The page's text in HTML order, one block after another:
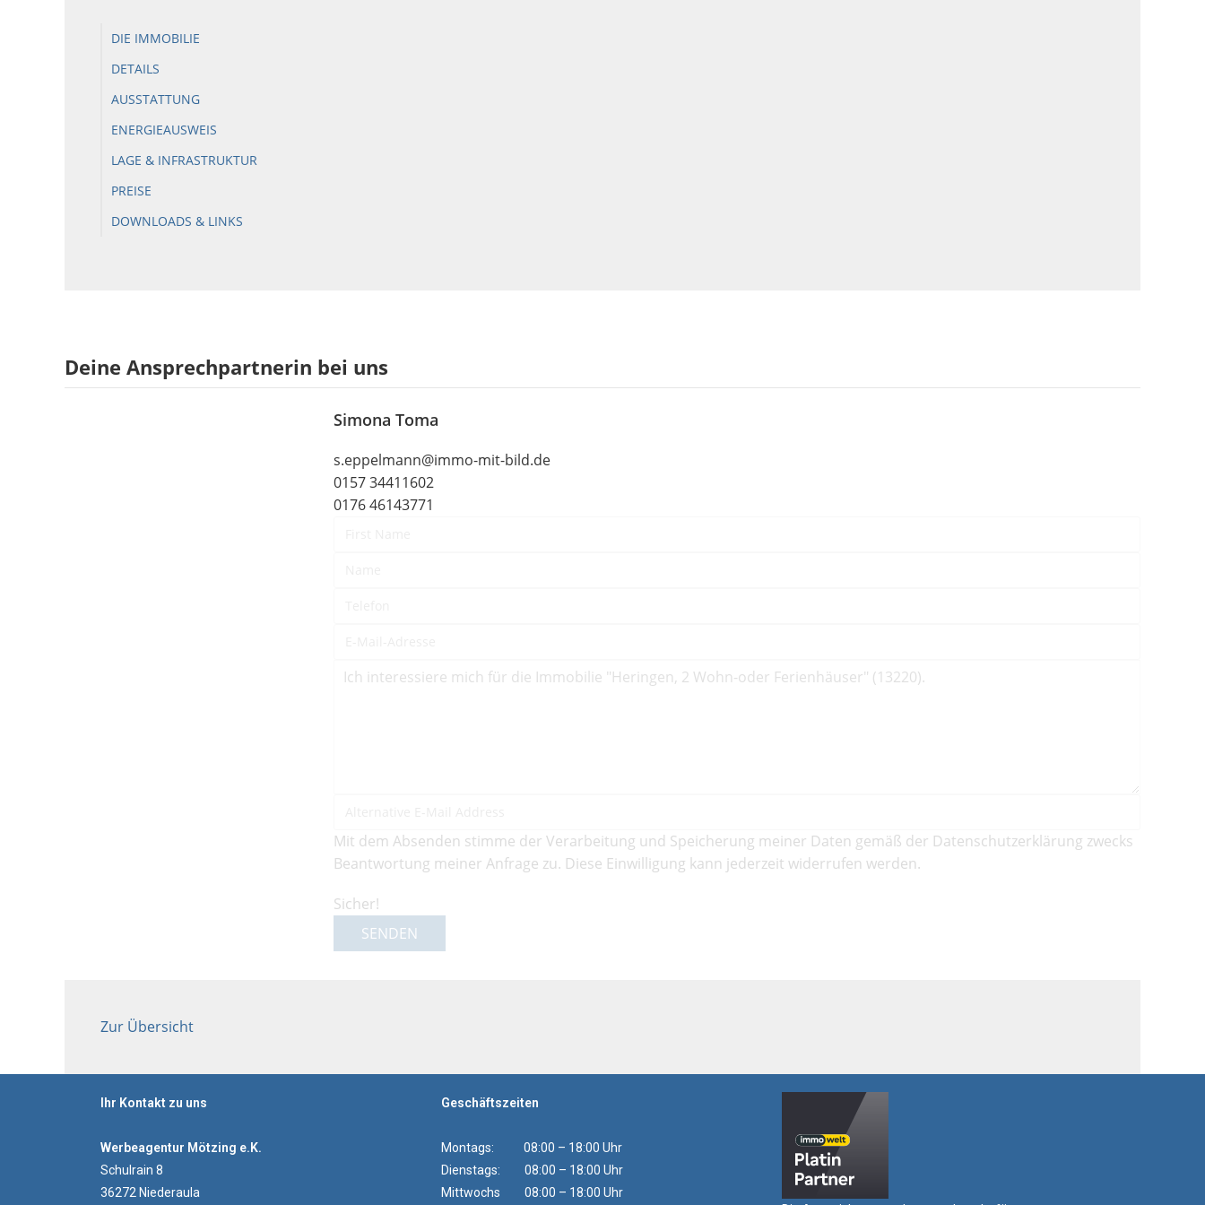
DIE IMMOBILIE
DETAILS
AUSSTATTUNG
ENERGIEAUSWEIS
LAGE & INFRASTRUKTUR
PREISE
DOWNLOADS & LINKS
Deine Ansprechpartnerin bei uns
Simona Toma
s.eppelmann@immo-mit-bild.de
0157 34411602
0176 46143771
Mit dem Absenden stimme der Verarbeitung und Speicherung meiner Daten gemäß der Datenschutzerklärung zwecks
Beantwortung meiner Anfrage zu. Diese Einwilligung kann jederzeit widerrufen werden.
Sicher!
SENDEN
Zur Übersicht
Ihr Kontakt zu uns
Werbeagentur Mötzing e.K.
Schulrain 8
36272 Niederaula
Geschäftszeiten
Montags: 08:00 – 18:00 Uhr
Dienstags: 08:00 – 18:00 Uhr
Mittwochs 08:00 – 18:00 Uhr